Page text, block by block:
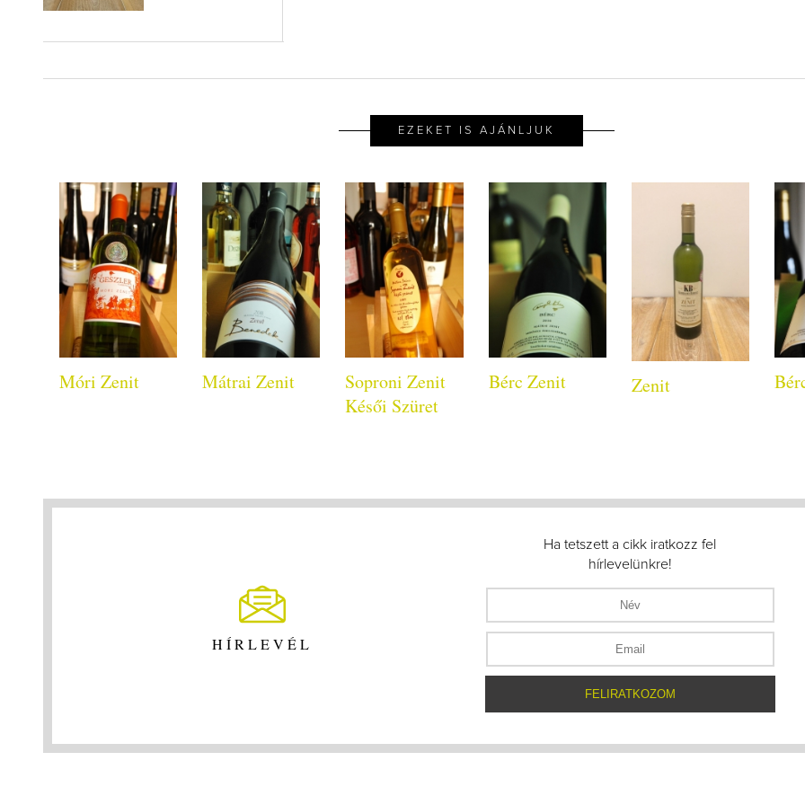
EZEKET IS AJÁNLJUK
Móri Zenit Mátrai Zenit
Soproni Zenit
Késői Szüret
Bérc Zenit Zenit
HÍRLEVÉL
Ha tetszett a cikk iratkozz fel
hírlevelünkre!